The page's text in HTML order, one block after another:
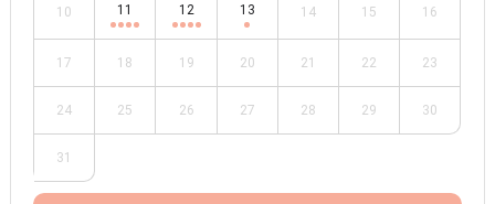
10 11 12 13 14 15 16
17 18 19 20 21 22 23
24 25 26 27 28 29 30
31